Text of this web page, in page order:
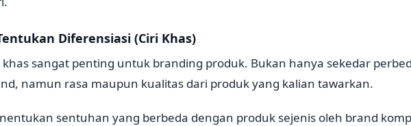
Diferensiasi (Ciri Khas)
khas sangat penting untuk branding produk. Bukan hanya sekedar
namun rasa maupun kualitas dari produk yang kalian tawarkan.
sentuhan yang berbeda dengan produk sejenis oleh brand